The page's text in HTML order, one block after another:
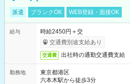
派遣 ブランクOK WEB登録・面接OK
給与
時給2450円＋交
交通費別途支給あり
交通費 出社時の通勤交通費支給
勤務地
東京都港区
六本木駅から徒歩3分